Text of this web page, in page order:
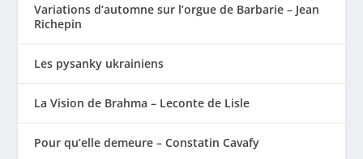
Variations d’automne sur l’orgue de Barbarie – Jean
Richepin
Les pysanky ukrainiens
La Vision de Brahma – Leconte de Lisle
Pour qu’elle demeure – Constatin Cavafy